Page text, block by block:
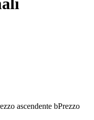
ascendente bPrezzo